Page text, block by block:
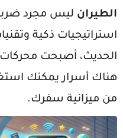
الطيران ليس مجرد
استراتيجيات ذكية
الحديث، أصبحت محركات
هناك أسرار يمكنك
من ميزانية سفرك.